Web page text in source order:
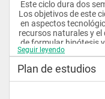
Los objetivos de este
recursos naturales y
realidad.
meses y durante el
investigación en cualquiera de las áreas de la carrera, un
Seguir leyendo
Plan de estudios